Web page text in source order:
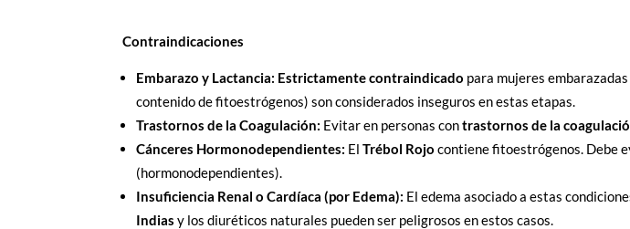
Contraindicaciones
Embarazo y Lactancia: Estrictamente contraindicado para mujeres
contenido de fitoestrógenos) son considerados inseguros en estas etapas.
Trastornos de la Coagulación: Evitar en personas contrastornos de la
Cánceres Hormonodependientes: ElTrébol Rojo contiene fitoestrógenos. Debe
(hormonodependientes).
Insuficiencia Renal o Cardíaca (por Edema): El edema asociado a estas
Indias y los diuréticos naturales pueden ser peligrosos en estos casos.